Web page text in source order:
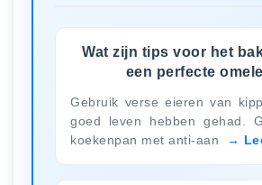
Wat zijn tips voor het
een perfecte
Gebruik verse eieren van
goed leven hebben gehad.
koekenpan met anti-aan